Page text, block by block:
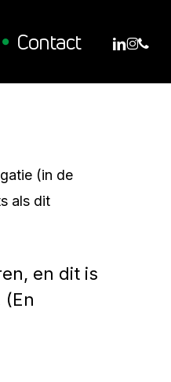
Contact
(in de
als dit
en dit is